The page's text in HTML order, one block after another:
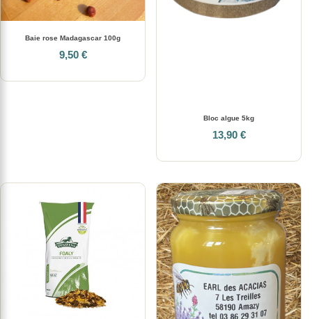
Baie rose Madagascar 100g
9,50 €
Bloc algue 5kg
13,90 €